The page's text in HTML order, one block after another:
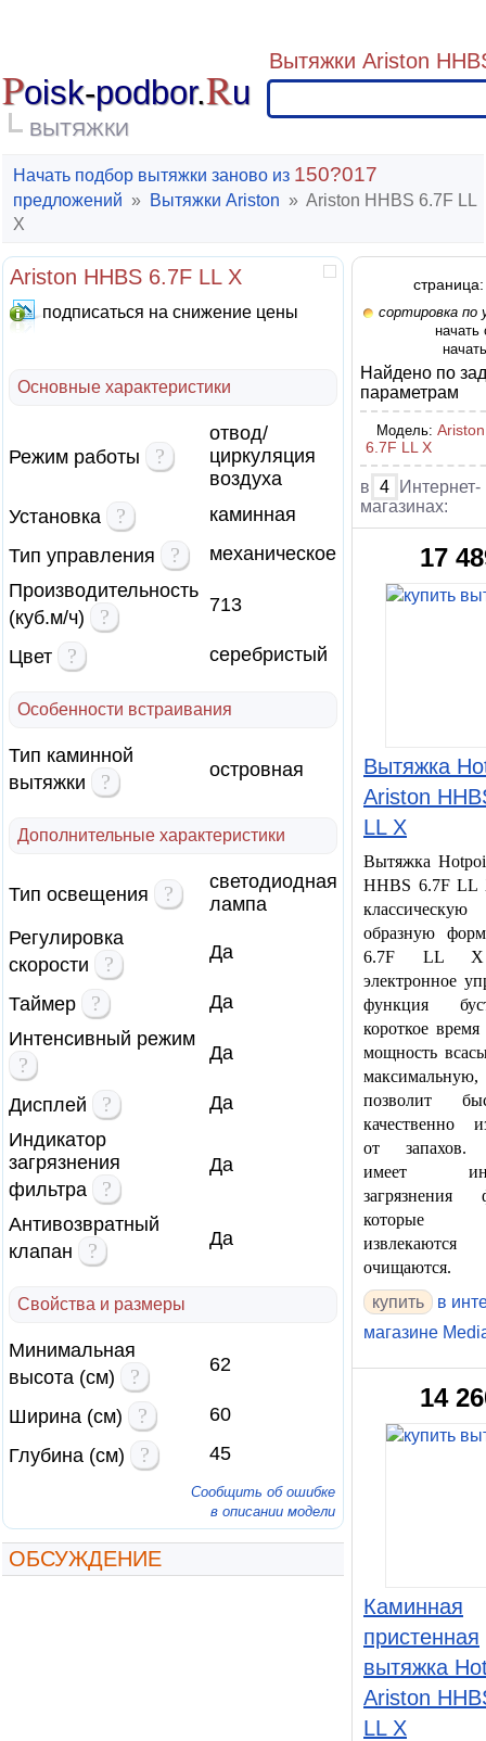
Poisk-podbor.Ru
ВЫТЯЖКИ
Вытяжки Ariston
Начать подбор вытяжки заново из 150?017
предложений » Вытяжки Ariston » Ariston HHBS 6.7F LL
X
Ariston HHBS 6.7F LL X
подписаться на снижение цены
Основные характеристики
Режим работы ?
отвод/
циркуляция
воздуха
Установка
?
каминная
Тип управления
?
механическое
Производительность
(куб.м/ч)
? 713
Цвет ? серебристый
Особенности встраивания
Тип каминной
вытяжки
? островная
Дополнительные характеристики
Тип освещения ?
светодиодная
лампа
Регулировка
скорости
? Да
Таймер ?
Да
Интенсивный режим
? Да
Дисплей ?
Да
Индикатор
загрязнения
фильтра
?
Да
Антивозвратный
клапан
? Да
Свойства и размеры
Минимальная
высота (см)
? 62
Ширина (см) ?
60
Глубина (см)
? 45
Сообщить об ошибке
в описании модели
ОБСУЖДЕНИЕ
страница:
сортировка по
Найдено по
параметрам
Модель:
6.7F LL X
в 4
Интернет-
магазинах:
17
Вытяжка
Ariston
LL X
Вытяжка
HHBS 6.7F LL
образную
6.7F LL X
электронное
функция
короткое время
мощность
позволит
качественно
от запахов.
имеет
загрязнения
которые
очищаются.
купить
в
магазине
14
Каминная
пристенная
вытяжка
Ariston
LL X